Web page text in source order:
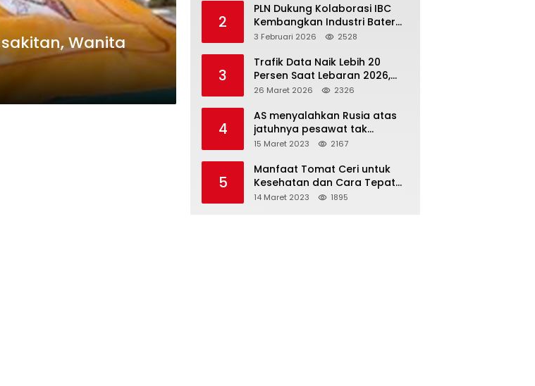
Wanita
2
PLN Dukung Kolaborasi IBC
Kembangkan Industri Baterai
Terintegrasi, Investasi Capai
3 Februari 2026 2528
3
Trafik Data Naik Lebih 20
Persen Saat Lebaran 2026,
Indosat Buktikan Jaringan
Pemudik
26 Maret 2026 2326
4
AS menyalahkan Rusia atas
jatuhnya pesawat tak
berawak di Laut Hitam,
15 Maret 2023 2167
5
Manfaat Tomat Ceri untuk
Kesehatan dan Cara Tepat
Mengonsumsinya
14 Maret 2023 1895